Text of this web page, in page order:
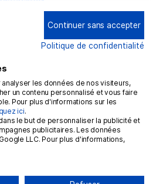
générales d'utilisation
légales
de confidentialité
de cookies
RGPD
Continuer sans accepter
Politique de confidentialité
les données de nos visiteurs,
un contenu personnalisé et vous faire
Pour plus d'informations sur les
ici.
le but de personnaliser la publicité et
publicitaires. Les données
LLC. Pour plus d'informations,